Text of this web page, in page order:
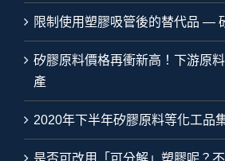
限制使用塑膠吸管後的替代品 —
矽膠原料價格再衝新高！下游原
產
2020年下半年矽膠原料等化工品